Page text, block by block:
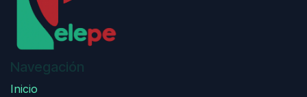
Navegación
Inicio